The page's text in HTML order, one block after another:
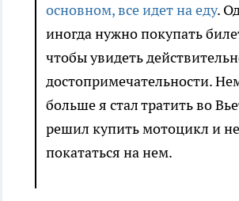
основном, все идет на еду.
иногда нужно покупать
чтобы увидеть
достопримечательности.
больше я стал тратить во
решил купить мотоцикл и
покататься на нем.